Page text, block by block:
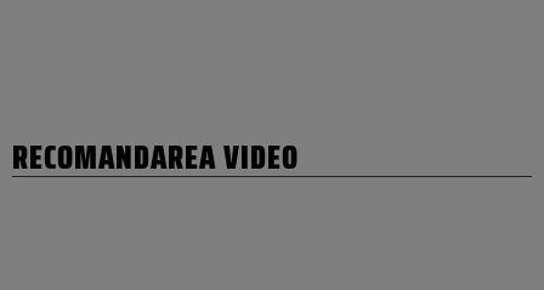
RECOMANDAREA VIDEO